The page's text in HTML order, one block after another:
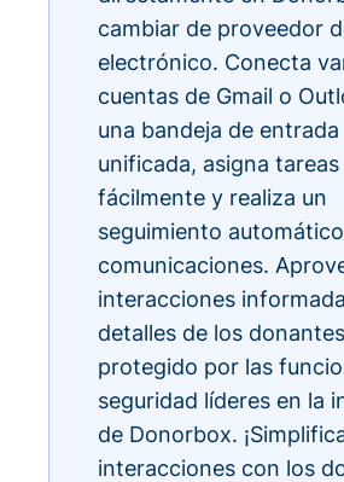
cambiar de proveedor
electrónico. Conecta
cuentas de Gmail o
una bandeja de entrada
unificada, asigna tareas
fácilmente y realiza un
seguimiento
comunicaciones.
interacciones
detalles de los
protegido por las
seguridad líderes en la
de Donorbox.
interacciones con los